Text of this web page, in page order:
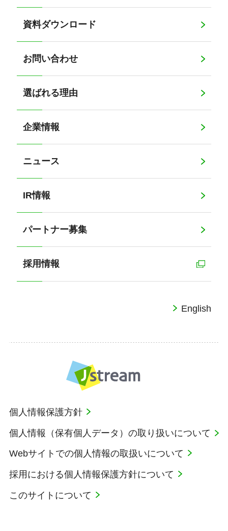
資料ダウンロード
お問い合わせ
選ばれる理由
企業情報
ニュース
IR情報
パートナー募集
採用情報
English
個人情報保護方針
個人情報（保有個人データ）の取り扱いについて
Webサイトでの個人情報の取扱いについて
採用における個人情報保護方針について
このサイトについて